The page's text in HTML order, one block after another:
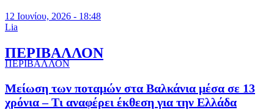
12 Ιουνίου, 2026 - 18:48
Lia
ΠΕΡΙΒΑΛΛΟΝ
ΠΕΡΙΒΑΛΛΟΝ
Μείωση των ποταμών στα Βαλκάνια μέσα σε 13
χρόνια – Τι αναφέρει έκθεση για την Ελλάδα